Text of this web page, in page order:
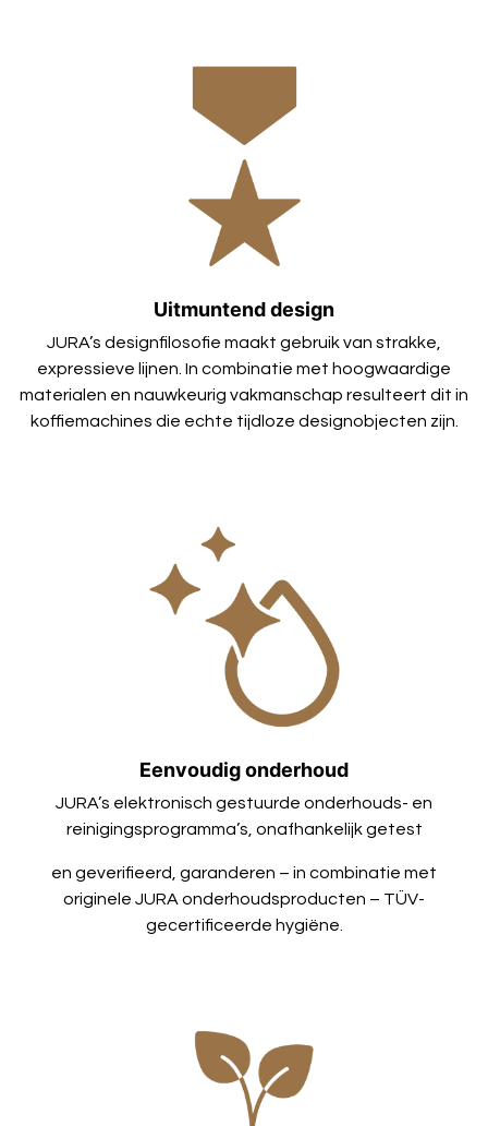
Uitmuntend design
JURA’s designfilosofie maakt gebruik van strakke,
expressieve lijnen. In combinatie met hoogwaardige
materialen en nauwkeurig vakmanschap resulteert dit in
koffiemachines die echte tijdloze designobjecten zijn.
Eenvoudig onderhoud
JURA’s elektronisch gestuurde onderhouds- en
reinigingsprogramma’s, onafhankelijk getest
en geverifieerd, garanderen – in combinatie met
originele JURA onderhoudsproducten – TÜV-
gecertificeerde hygiëne.